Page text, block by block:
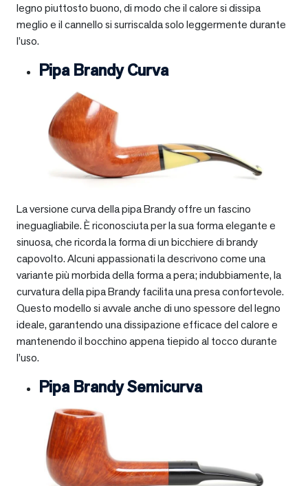
legno piuttosto buono, di modo che il calore si dissipa
meglio e il cannello si surriscalda solo leggermente durante
l’uso.
Pipa Brandy Curva
La versione curva della pipa Brandy offre un fascino
ineguagliabile. È riconosciuta per la sua forma elegante e
sinuosa, che ricorda la forma di un bicchiere di brandy
capovolto. Alcuni appassionati la descrivono come una
variante più morbida della forma a pera; indubbiamente, la
curvatura della pipa Brandy facilita una presa confortevole.
Questo modello si avvale anche di uno spessore del legno
ideale, garantendo una dissipazione efficace del calore e
mantenendo il bocchino appena tiepido al tocco durante
l’uso.
Pipa Brandy Semicurva